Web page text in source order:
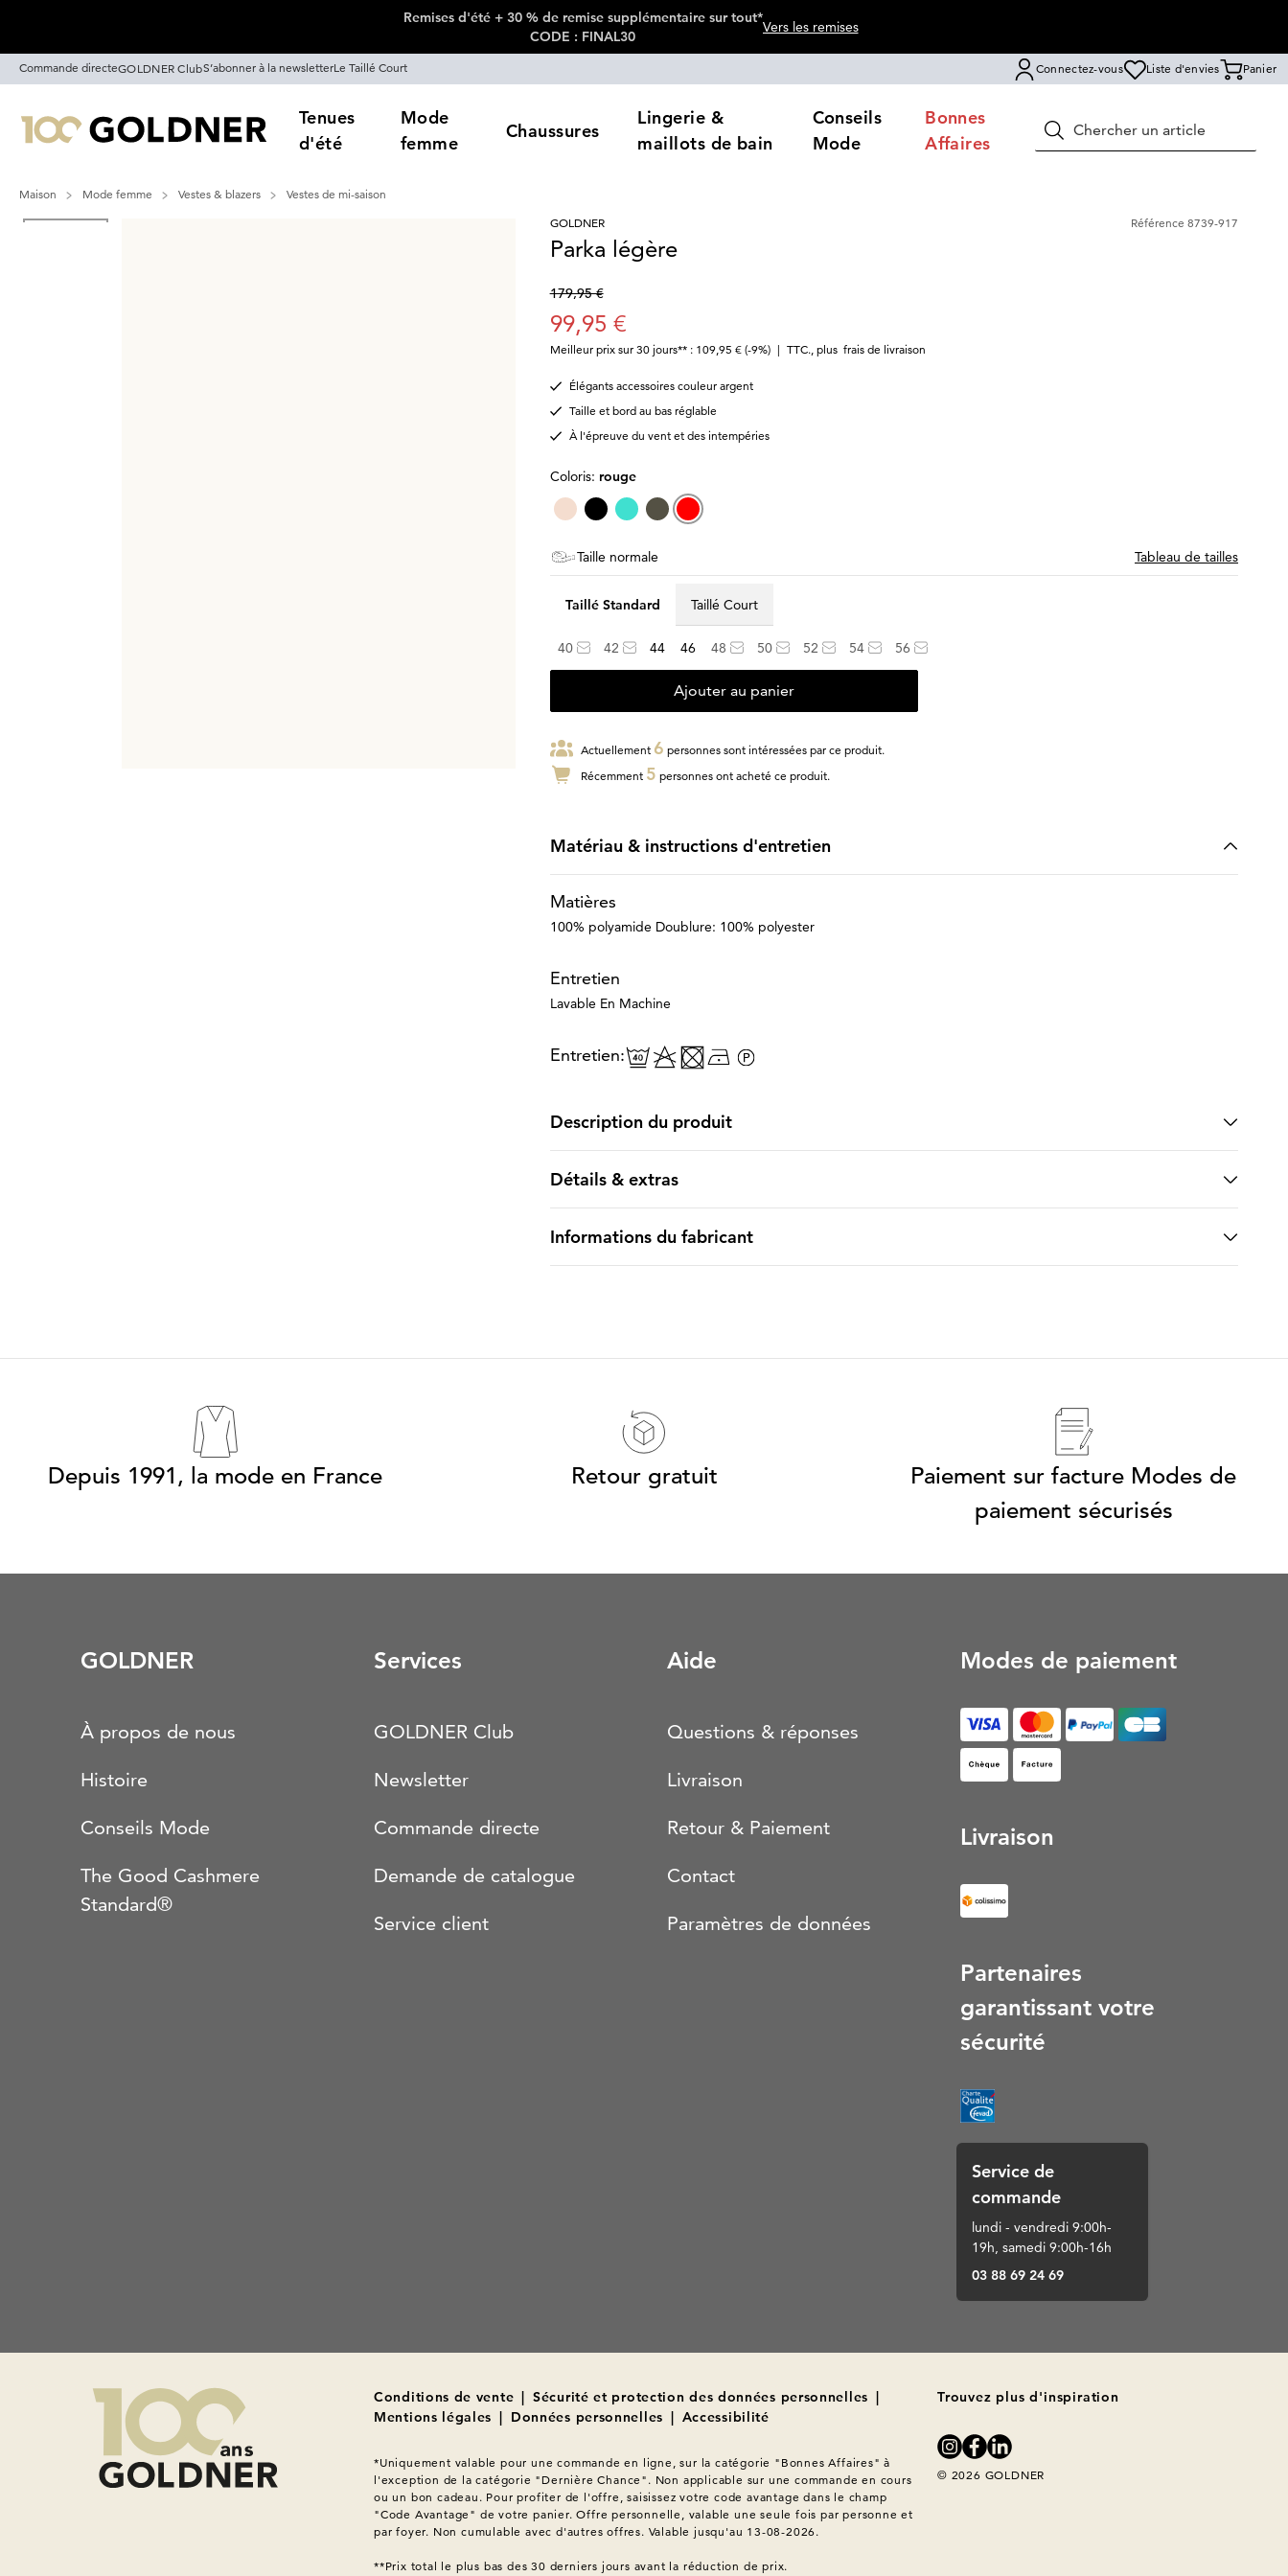
Remises d'été + 30 % de remise supplémentaire sur tout*
CODE : FINAL30
Vers les remises
Commande directeGOLDNER ClubS’abonner à la newsletterLe Taillé Court Connectez-vous Liste d'envies Panier
Tenues
d'été
Mode
femme
Chaussures
Lingerie &
maillots de bain
Conseils
Mode
Bonnes
Affaires
Rechercher
Maison Mode femme Vestes & blazers
Vestes de mi-saison
GOLDNER
Référence 8739-917
Parka légère
179,95 €
99,95 €
Meilleur prix sur 30 jours** : 109,95 € (-9%) | TTC., plus frais de livraison
Élégants accessoires couleur argent
Taille et bord au bas réglable
À l'épreuve du vent et des intempéries
Coloris: rouge
Taille normale Tableau de tailles
Taillé Standard Taillé Court
40 42 44 46 48 50 52 54 56
Ajouter au panier
Actuellement 6 personnes sont intéressées par ce produit.
Récemment 5 personnes ont acheté ce produit.
Matériau & instructions d'entretien
Matières
100% polyamide Doublure: 100% polyester
Entretien
Lavable En Machine
Entretien:
Description du produit
Détails & extras
Informations du fabricant
Depuis 1991, la mode en France Retour gratuit
Paiement sur facture Modes de
paiement sécurisés
GOLDNER
À propos de nous
Histoire
Conseils Mode
The Good Cashmere
Standard®
Services
GOLDNER Club
Newsletter
Commande directe
Demande de catalogue
Service client
Aide
Questions & réponses
Livraison
Retour & Paiement
Contact
Paramètres de données
Modes de paiement
Facture (S’ouvre dans un nouvel onglet)
Livraison
Partenaires
garantissant votre
sécurité
Service de
commande
lundi - vendredi 9:00h-
19h, samedi 9:00h-16h
03 88 69 24 69
Conditions de vente | Sécurité et protection des données personnelles |
Mentions légales | Données personnelles | Accessibilité
*Uniquement valable pour une commande en ligne, sur la catégorie "Bonnes Affaires" à
l'exception de la catégorie "Dernière Chance". Non applicable sur une commande en cours
ou un bon cadeau. Pour profiter de l'offre, saisissez votre code avantage dans le champ
"Code Avantage" de votre panier. Offre personnelle, valable une seule fois par personne et
par foyer. Non cumulable avec d'autres offres. Valable jusqu'au 13-08-2026.
Trouvez plus d'inspiration
© 2026 GOLDNER